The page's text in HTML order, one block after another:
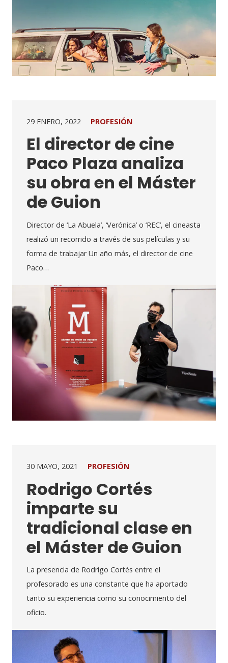
29 ENERO, 2022 PROFESIÓN
El director de cine
Paco Plaza analiza
su obra en el Máster
de Guion
Director de ‘La Abuela’, ‘Verónica’ o ‘REC’, el cineasta
realizó un recorrido a través de sus películas y su
forma de trabajar Un año más, el director de cine
Paco…
30 MAYO, 2021 PROFESIÓN
Rodrigo Cortés
imparte su
tradicional clase en
el Máster de Guion
La presencia de Rodrigo Cortés entre el
profesorado es una constante que ha aportado
tanto su experiencia como su conocimiento del
oficio.